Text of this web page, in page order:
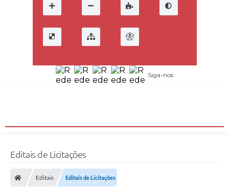
Siga-nos
Editais de Licitações
Editais Editais de Licitações